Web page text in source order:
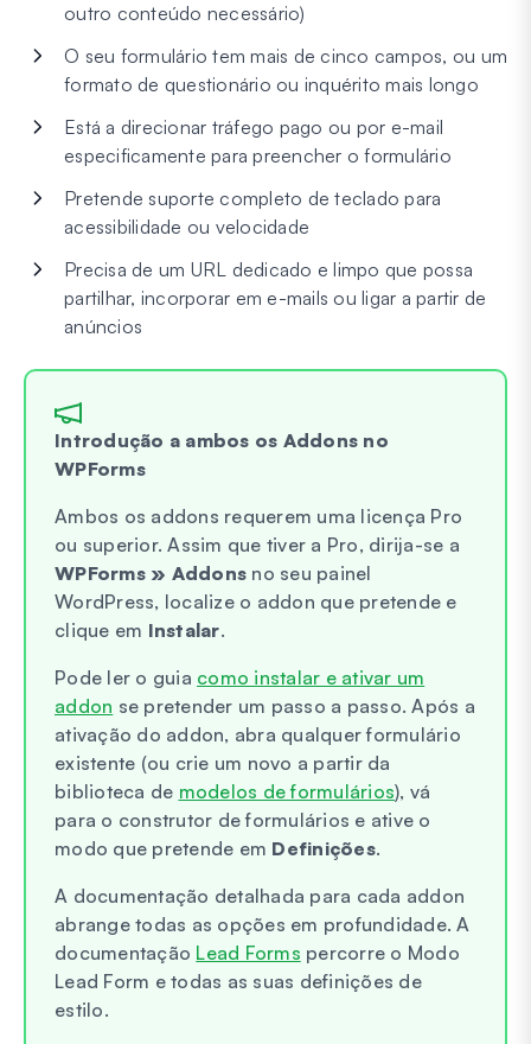
outro conteúdo necessário)
O seu formulário tem mais de cinco campos, ou um
formato de questionário ou inquérito mais longo
Está a direcionar tráfego pago ou por e-mail
especificamente para preencher o formulário
Pretende suporte completo de teclado para
acessibilidade ou velocidade
Precisa de um URL dedicado e limpo que possa
partilhar, incorporar em e-mails ou ligar a partir de
anúncios
Introdução a ambos os Addons no
WPForms
Ambos os addons requerem uma licença Pro
ou superior. Assim que tiver a Pro, dirija-se a
WPForms » Addons no seu painel
WordPress, localize o addon que pretende e
clique em Instalar.
Pode ler o guia como instalar e ativar um
addon se pretender um passo a passo. Após a
ativação do addon, abra qualquer formulário
existente (ou crie um novo a partir da
biblioteca de modelos de formulários), vá
para o construtor de formulários e ative o
modo que pretende em Definições.
A documentação detalhada para cada addon
abrange todas as opções em profundidade. A
documentação Lead Forms percorre o Modo
Lead Form e todas as suas definições de
estilo.